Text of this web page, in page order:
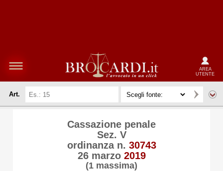
AREA
UTENTE
Art.
Cassazione penale
Sez. V
ordinanza n. 30743
26 marzo 2019
(1 massima)